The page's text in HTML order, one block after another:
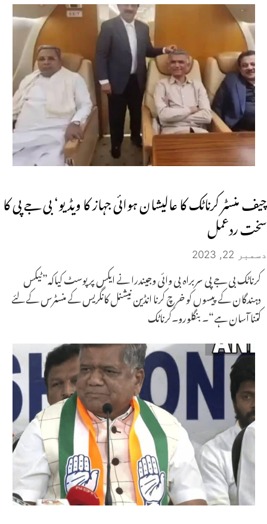
چیف منسٹر کرناٹک کا عالیشان ہوائی جہاز کا ویڈیو‘ بی جے پی کا
سخت ردعمل
دسمبر 22, 2023
کرناٹک بی جے پی سربراہ بی وائی وجیندرا نے ایکس پر پوسٹ کیاکہ”ٹیکس
دہندگان کے پیسوں کو خرچ کرنا انڈین نیشنل کانگریس کے منسٹرس کے لئے
کتنا آسان ہے“۔ بنگلورو۔کرناٹک